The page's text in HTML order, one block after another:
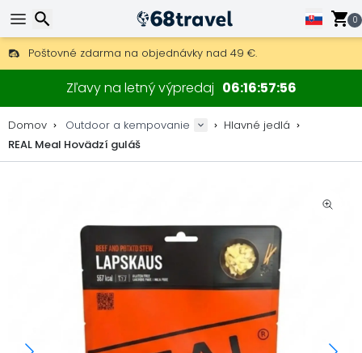
0
Poštovné zdarma na objednávky nad 49 €.
30 dní na vrátenie, 90 dní na drevené mapy a dekorácie.
Najlepšie ceny na outdoor vybavenie a doplnky.
Zľavy na letný výpredaj 06165756
Domov Outdoor a kempovanie
Hlavné jedlá
REAL Meal Hovädzí guláš
Hľadať